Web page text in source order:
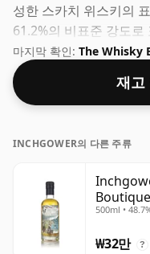
성한 스카치 위스키의
61.2%의 비표준 강도
마지막 확인: The Whisky
재고
INCHGOWER의 다른 주류
500ml •
₩32만 ?